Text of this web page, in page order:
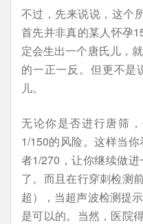
不过，先来说说，这个
首先并非真的某人怀孕
定会生出一个唐氏儿，
的一正一反。但更不是
儿。
无论你是否进行唐筛
1/150的风险。这样当
者1/270，让你继续做
了。而且在行穿刺检测
超），当超声波检测提
是可以的。当然，医院